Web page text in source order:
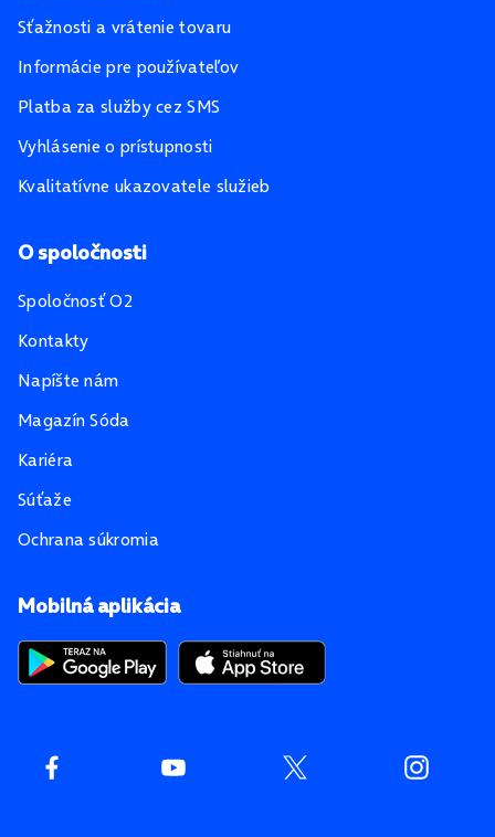
Mobilná aplikácia
Sťažnosti a vrátenie tovaru
Informácie pre používateľov
Platba za služby cez SMS
Vyhlásenie o prístupnosti
Kvalitatívne ukazovatele služieb
O spoločnosti
Spoločnosť O2
Kontakty
Napíšte nám
Magazín Sóda
Kariéra
Súťaže
Ochrana súkromia